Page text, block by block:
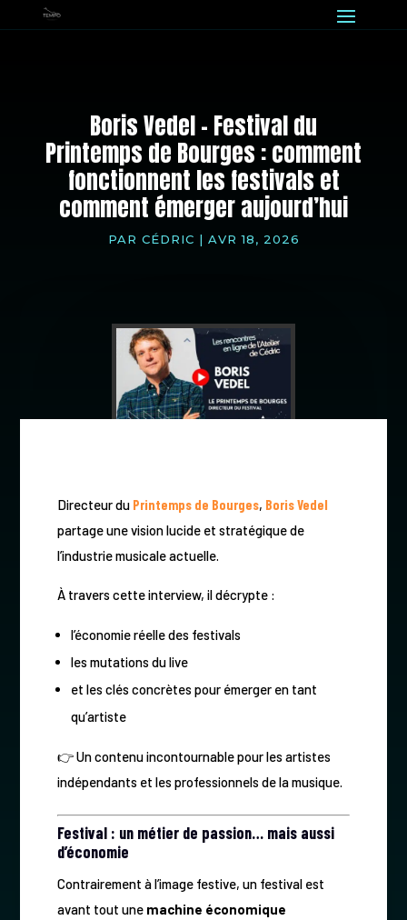
Boris Vedel – Festival du
Printemps de Bourges : comment
fonctionnent les festivals et
comment émerger aujourd’hui
PAR CÉDRIC | AVR 18, 2026
Directeur du Printemps de Bourges, Boris Vedel
partage une vision lucide et stratégique de
l’industrie musicale actuelle.
À travers cette interview, il décrypte :
l’économie réelle des festivals
les mutations du live
et les clés concrètes pour émerger en tant
qu’artiste
👉 Un contenu incontournable pour les artistes
indépendants et les professionnels de la musique.
Festival : un métier de passion… mais aussi
d’économie
Contrairement à l’image festive, un festival est
avant tout une machine économique